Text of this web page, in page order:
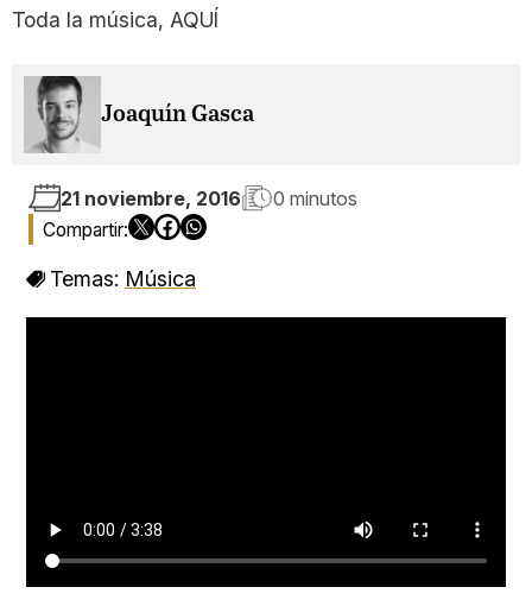
Toda la música, AQUÍ
Joaquín Gasca
21 noviembre, 2016 0 minutos
Temas: Música